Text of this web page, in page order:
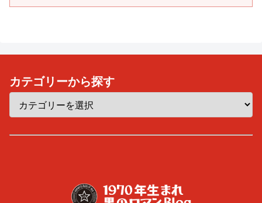
カテゴリーから探す